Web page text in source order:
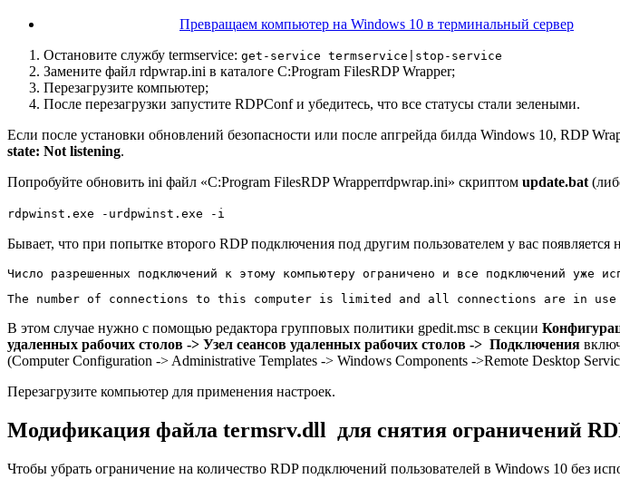
Превращаем компьютер на Windows 10 в терминальный сервер
Остановите службу termservice: get-service termservice|stop-service
Замените файл rdpwrap.ini в каталоге C:Program FilesRDP Wrapper;
Перезагрузите компьютер;
После перезагрузки запустите RDPConf и убедитесь, что все статусы стали зелеными.
Если после установки обновлений безопасности или после апгрейда билда Windows 10, RDP
state: Notlistening.
Попробуйте обновить ini файл «C:Program FilesRDP Wrapperrdpwrap.ini» скриптом update.bat
rdpwinst.exe -urdpwinst.exe -i
Бывает, что при попытке второго RDP подключения под другим пользователем у вас появляется
Число разрешенных подключений к этому компьютеру ограничено и все подключений уже
The number of connections to this computer is limited and all connections are in
В этом случае нужно с помощью редактора групповых политики gpedit.msc в секции
удаленных рабочих столов -> Узел сеансов удаленных рабочих столов -> Подключения
(Computer Configuration -> Administrative Templates -> Windows Components ->Remote Desktop
Перезагрузите компьютер для применения настроек.
Модификация файла termsrv.dll для снятия ограничений
Чтобы убрать ограничение на количество RDP подключений пользователей в Windows 10 без